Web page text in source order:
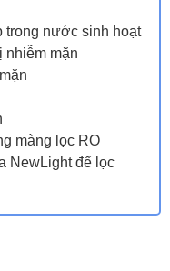
trong nước sinh hoạt
nhiễm mặn
màng lọc RO
NewLight để lọc